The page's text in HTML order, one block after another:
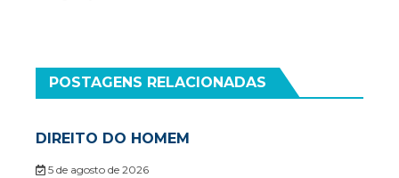
POSTAGENS RELACIONADAS
DIREITO DO HOMEM
5 de agosto de 2026